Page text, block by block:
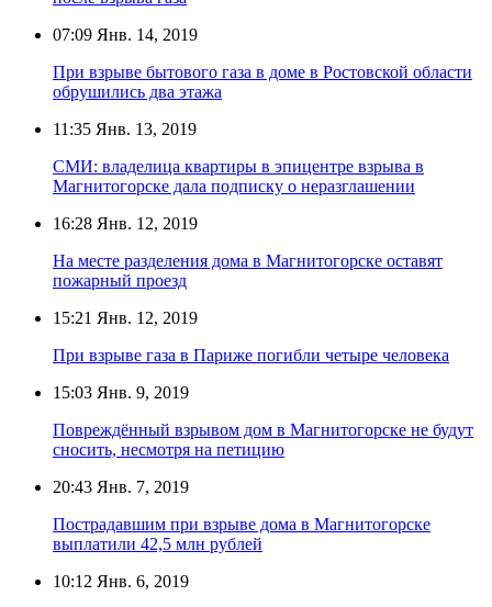
07:09 Янв. 14, 2019
При взрыве бытового газа в доме в Ростовской области
обрушились два этажа
11:35 Янв. 13, 2019
СМИ: владелица квартиры в эпицентре взрыва в
Магнитогорске дала подписку о неразглашении
16:28 Янв. 12, 2019
На месте разделения дома в Магнитогорске оставят
пожарный проезд
15:21 Янв. 12, 2019
При взрыве газа в Париже погибли четыре человека
15:03 Янв. 9, 2019
Повреждённый взрывом дом в Магнитогорске не будут
сносить, несмотря на петицию
20:43 Янв. 7, 2019
Пострадавшим при взрыве дома в Магнитогорске
выплатили 42,5 млн рублей
10:12 Янв. 6, 2019